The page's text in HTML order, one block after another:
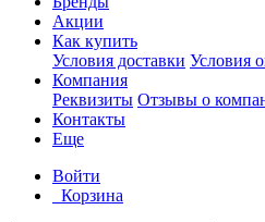
Акции
Как купить
Условия доставки Условия
Компания
Реквизиты Отзывы о
Контакты
Еще
Войти
Корзина